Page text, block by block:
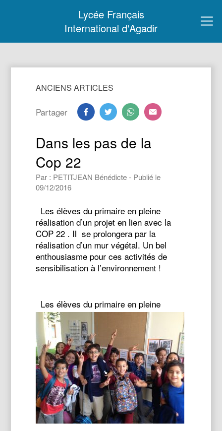
Lycée Français
International d'Agadir
ANCIENS ARTICLES
Partager
Dans les pas de la
Cop 22
Par : PETITJEAN Bénédicte - Publié le
09/12/2016
Les élèves du primaire en pleine
réalisation d’un projet en lien avec la
COP 22 . Il se prolongera par la
réalisation d’un mur végétal. Un bel
enthousiasme pour ces activités de
sensibilisation à l’environnement !
Les élèves du primaire en pleine